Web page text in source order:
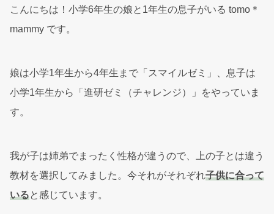
こんにちは！小学6年生の娘と1年生の息子がいる tomo＊
mammy です。
娘は小学1年生から4年生まで「スマイルゼミ」、息子は
小学1年生から「進研ゼミ（チャレンジ）」をやっていま
す。
我が子は姉弟でまったく性格が違うので、上の子とは違う
教材を選択してみました。今それがそれぞれ子供に合って
いると感じています。